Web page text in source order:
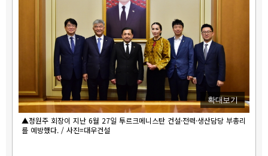
확대보기
▲정원주 회장이 지난 6월 27일 투르크메니스탄 건설·전력·생산담당 부총리
를 예방했다. / 사진=대우건설